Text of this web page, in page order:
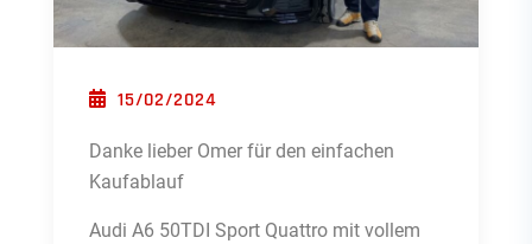
POSTED ON
15/02/2024
Danke lieber Omer für den einfachen
Kaufablauf
Audi A6 50TDI Sport Quattro mit vollem